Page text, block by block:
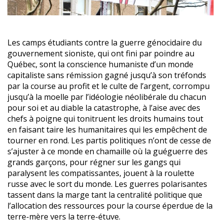
Les camps étudiants contre la guerre génocidaire du
gouvernement sioniste, qui ont fini par poindre au
Québec, sont la conscience humaniste d’un monde
capitaliste sans rémission gagné jusqu’à son tréfonds
par la course au profit et le culte de l’argent, corrompu
jusqu’à la moelle par l’idéologie néolibérale du chacun
pour soi et au diable la catastrophe, à l’aise avec des
chefs à poigne qui tonitruent les droits humains tout
en faisant taire les humanitaires qui les empêchent de
tourner en rond. Les partis politiques n’ont de cesse de
s’ajuster à ce monde en chamaille où la guéguerre des
grands garçons, pour régner sur les gangs qui
paralysent les compatissantes, jouent à la roulette
russe avec le sort du monde. Les guerres polarisantes
tassent dans la marge tant la centralité politique que
l’allocation des ressources pour la course éperdue de la
terre-mère vers la terre-étuve.